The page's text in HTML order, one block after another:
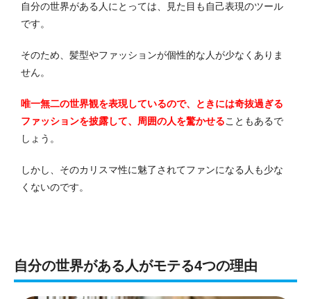
自分の世界がある人にとっては、見た目も自己表現のツール
です。
そのため、髪型やファッションが個性的な人が少なくありま
せん。
唯一無二の世界観を表現しているので、ときには奇抜過ぎる
ファッションを披露して、周囲の人を驚かせることもあるで
しょう。
しかし、そのカリスマ性に魅了されてファンになる人も少な
くないのです。
自分の世界がある人がモテる4つの理由